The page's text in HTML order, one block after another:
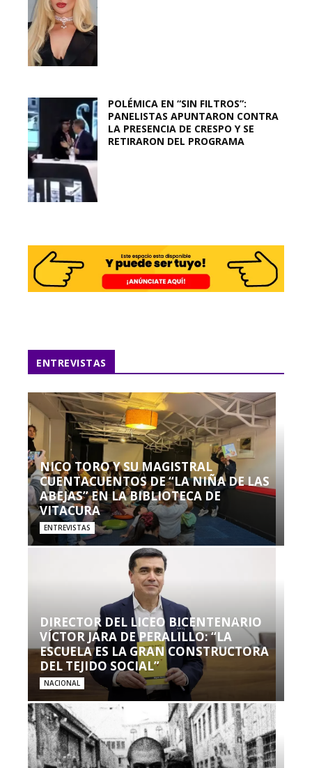
POLÉMICA EN “SIN FILTROS”:
PANELISTAS APUNTARON CONTRA
LA PRESENCIA DE CRESPO Y SE
RETIRARON DEL PROGRAMA
ENTREVISTAS
NICO TORO Y SU MAGISTRAL
CUENTACUENTOS DE “LA NIÑA DE LAS
ABEJAS” EN LA BIBLIOTECA DE
VITACURA
ENTREVISTAS
DIRECTOR DEL LICEO BICENTENARIO
VÍCTOR JARA DE PERALILLO: “LA
ESCUELA ES LA GRAN CONSTRUCTORA
DEL TEJIDO SOCIAL”
NACIONAL